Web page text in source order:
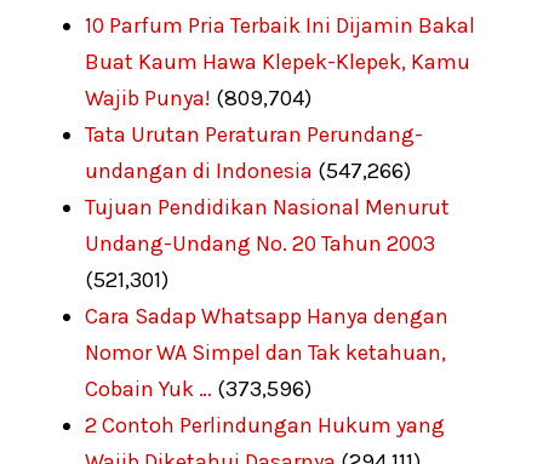
10 Parfum Pria Terbaik Ini Dijamin Bakal
Buat Kaum Hawa Klepek-Klepek, Kamu
Wajib Punya! (809,704)
Tata Urutan Peraturan Perundang-
undangan di Indonesia (547,266)
Tujuan Pendidikan Nasional Menurut
Undang-Undang No. 20 Tahun 2003
(521,301)
Cara Sadap Whatsapp Hanya dengan
Nomor WA Simpel dan Tak ketahuan,
Cobain Yuk … (373,596)
2 Contoh Perlindungan Hukum yang